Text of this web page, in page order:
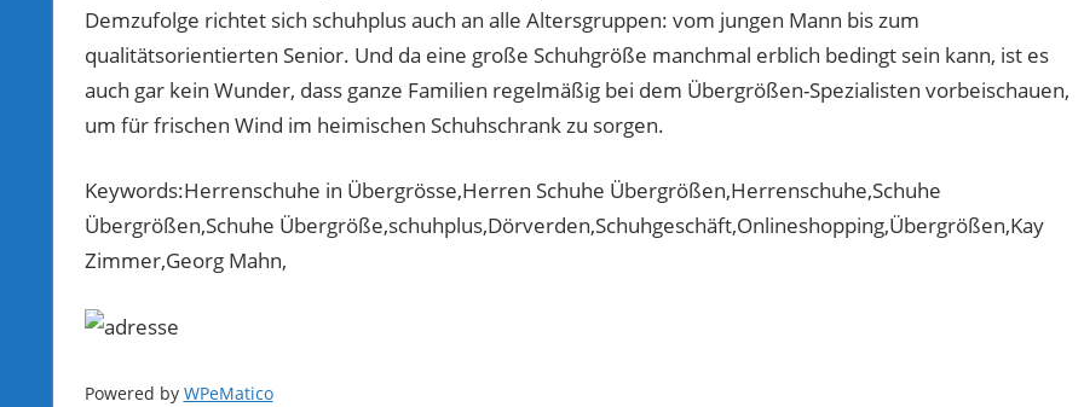
Demzufolge richtet sich schuhplus auch an alle Altersgruppen: vom jungen Mann bis zum
qualitätsorientierten Senior. Und da eine große Schuhgröße manchmal erblich bedingt sein kann, ist es
auch gar kein Wunder, dass ganze Familien regelmäßig bei dem Übergrößen-Spezialisten vorbeischauen,
um für frischen Wind im heimischen Schuhschrank zu sorgen.
Keywords:Herrenschuhe in Übergrösse,Herren Schuhe Übergrößen,Herrenschuhe,Schuhe
Übergrößen,Schuhe Übergröße,schuhplus,Dörverden,Schuhgeschäft,Onlineshopping,Übergrößen,Kay
Zimmer,Georg Mahn,
Powered by WPeMatico